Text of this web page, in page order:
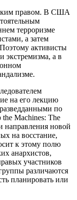
правом. В США
терроризме
а затем
активисты
экстремизма, а в
на его лекцию
по
Machines: The
направления новой
на восстание,
к этому полю
анархистов,
участников
различаются
планировать или